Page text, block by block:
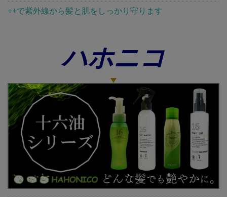
++で紫外線から髪と肌をしっかり守ります
ハホニコ